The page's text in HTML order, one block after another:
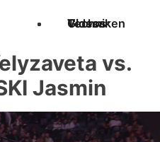
Techniken
Videos
Glossar
vs.
Jasmin